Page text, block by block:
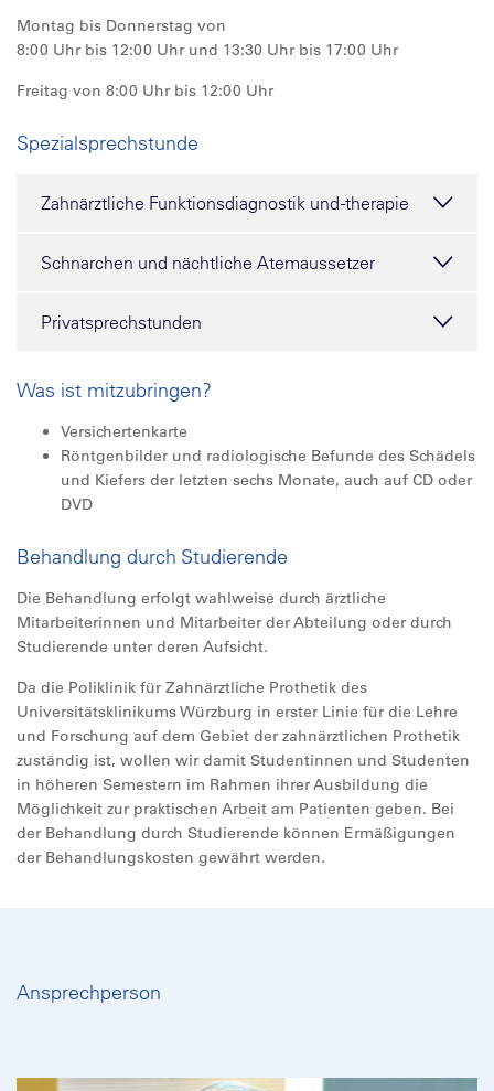
Montag bis Donnerstag von
8:00 Uhr bis 12:00 Uhr und 13:30 Uhr bis 17:00 Uhr
Freitag von 8:00 Uhr bis 12:00 Uhr
Spezialsprechstunde
Zahnärztliche Funktionsdiagnostik und -therapie
Schnarchen und nächtliche Atemaussetzer
Privatsprechstunden
Was ist mitzubringen?
Versichertenkarte
Röntgenbilder und radiologische Befunde des Schädels
und Kiefers der letzten sechs Monate, auch auf CD oder
DVD
Behandlung durch Studierende
Die Behandlung erfolgt wahlweise durch ärztliche
Mitarbeiterinnen und Mitarbeiter der Abteilung oder durch
Studierende unter deren Aufsicht.
Da die Poliklinik für Zahnärztliche Prothetik des
Universitätsklinikums Würzburg in erster Linie für die Lehre
und Forschung auf dem Gebiet der zahnärztlichen Prothetik
zuständig ist, wollen wir damit Studentinnen und Studenten
in höheren Semestern im Rahmen ihrer Ausbildung die
Möglichkeit zur praktischen Arbeit am Patienten geben. Bei
der Behandlung durch Studierende können Ermäßigungen
der Behandlungskosten gewährt werden.
Ansprechperson